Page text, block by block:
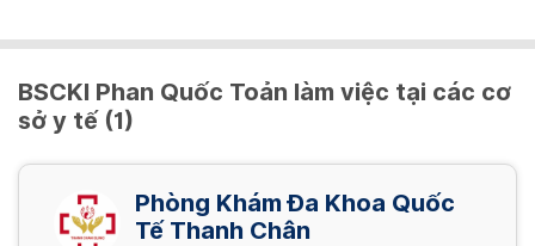
BSCKI Phan Quốc Toản làm việc tại các cơ
sở y tế (1)
Phòng Khám Đa Khoa Quốc
Tế Thanh Chân